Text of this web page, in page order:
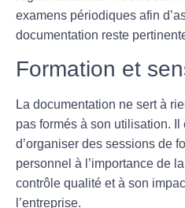
examens périodiques afin
documentation reste
Formation et
La documentation ne sert à
pas formés à son utilisation. Il
d’organiser des sessions de
personnel à l’importance de
contrôle qualité et à son
l’entreprise.